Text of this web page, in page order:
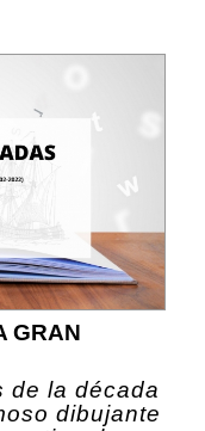
GRAN
de la década
dibujante